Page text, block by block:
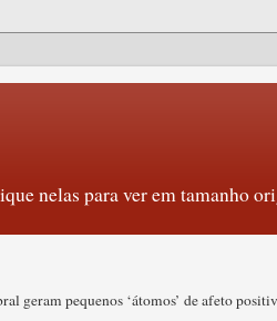
nelas para ver em tamanho
geram pequenos ‘átomos’ de afeto